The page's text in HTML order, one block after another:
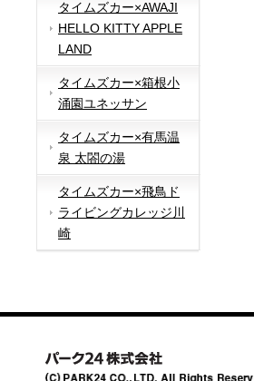
タイムズカー×AWAJI
HELLO KITTY APPLE
LAND
タイムズカー×箱根小
涌園ユネッサン
タイムズカー×有馬温
泉 太閤の湯
タイムズカー×飛鳥ド
ライビングカレッジ川
崎